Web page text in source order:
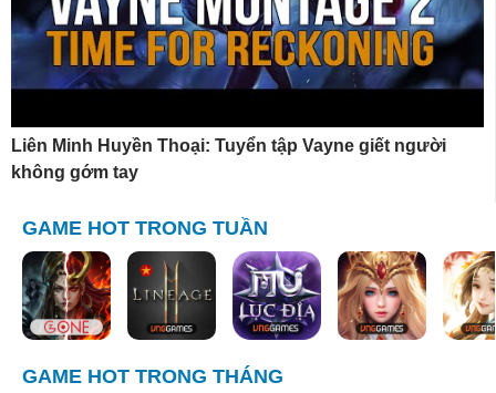
Liên Minh Huyền Thoại: Tuyển tập Vayne giết người
không gớm tay
GAME HOT TRONG TUẦN
GAME HOT TRONG THÁNG